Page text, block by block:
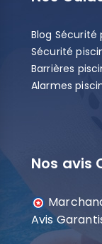
Blog Sécurité
Sécurité
Barrières
Alarmes
Nos avis
Avis